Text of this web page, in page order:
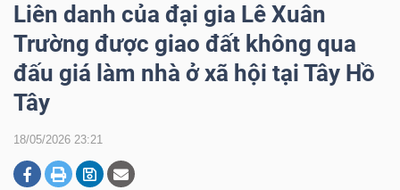
Liên danh của đại gia Lê Xuân
Trường được giao đất không qua
đấu giá làm nhà ở xã hội tại Tây Hồ
Tây
18/05/2026 23:21
CHỨNG
KHOÁN
NGHIỆP